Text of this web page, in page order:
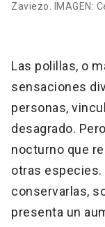
Zaviezo. IMAGEN:
Las polillas, o
sensaciones
personas,
desagrado.
nocturno que
otras especies.
conservarlas,
presenta un